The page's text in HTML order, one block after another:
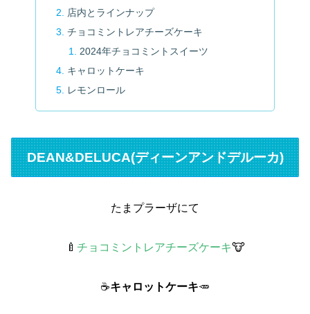
店内とラインナップ
チョコミントレアチーズケーキ
2024年チョコミントスイーツ
キャロットケーキ
レモンロール
DEAN&DELUCA(ディーンアンドデルーカ)
たまプラーザにて
🍼 チョコミントレアチーズケーキ🐮
☕キャロットケーキ🥕